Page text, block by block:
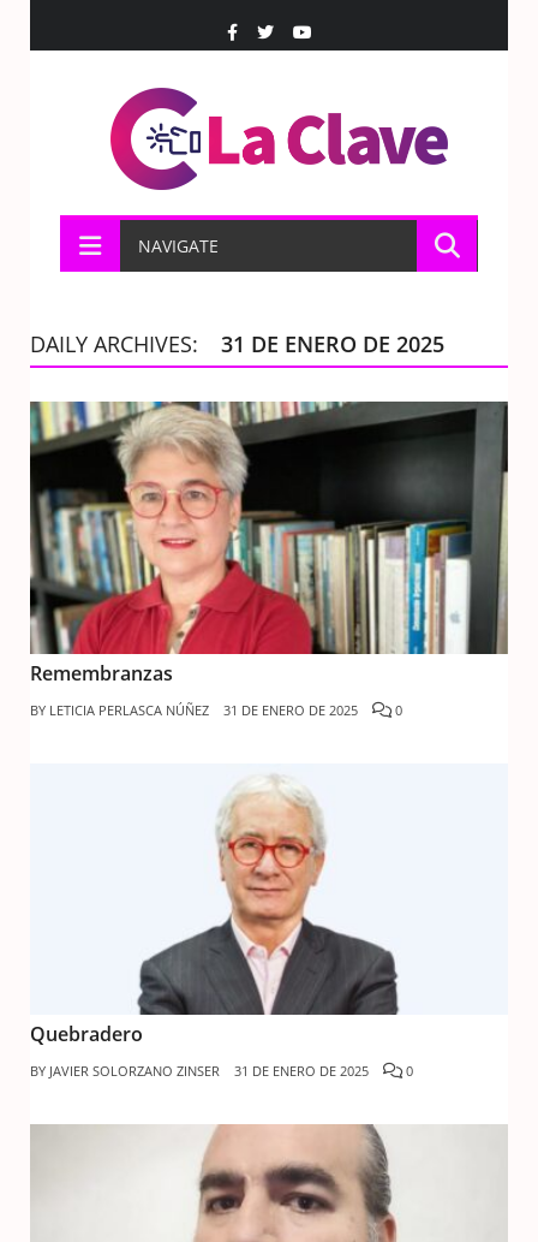
NAVIGATE
DAILY ARCHIVES: 31 DE ENERO DE 2025
Remembranzas
BY LETICIA PERLASCA NÚÑEZ 31 DE ENERO DE 2025 0
Quebradero
BY JAVIER SOLORZANO ZINSER 31 DE ENERO DE 2025 0